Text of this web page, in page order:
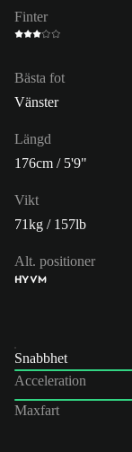
Finter
Bästa fot
Vänster
Längd
176cm / 5'9"
Vikt
71kg / 157lb
Alt. positioner
HYVM
Snabbhet
Acceleration
Maxfart